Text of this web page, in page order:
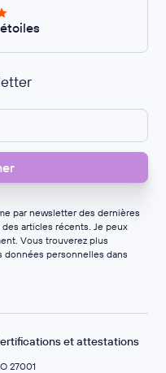
par newsletter des dernières
articles récents. Je peux
Vous trouverez plus
personnelles dans
et attestations
27001